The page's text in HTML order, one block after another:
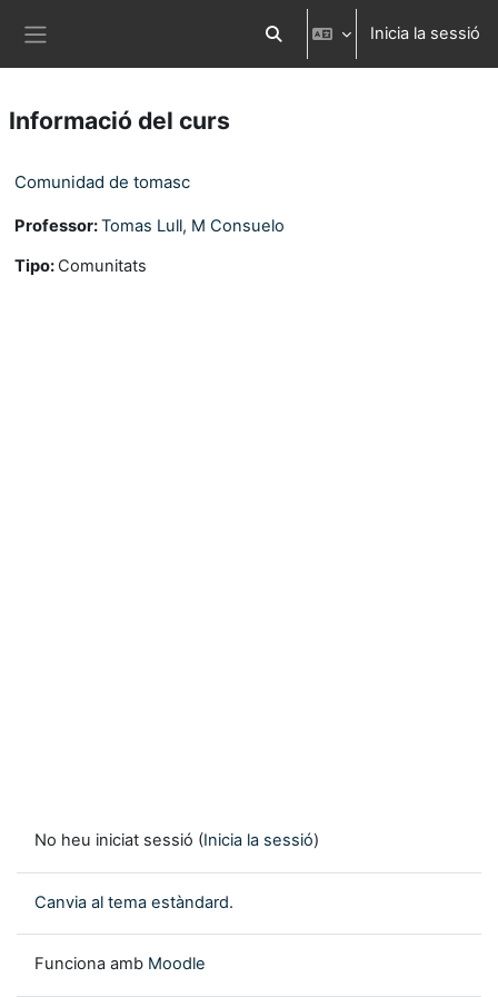
Commuta l'entrada de la cerca
Inicia la sessió
Informació del curs
Comunidad de tomasc
Professor:Tomas Lull, M Consuelo
Tipo: Comunitats
No heu iniciat sessió (Inicia la sessió)
Canvia al tema estàndard.
Funciona amb Moodle